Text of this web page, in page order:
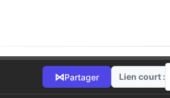
⋈Partager Lien court :